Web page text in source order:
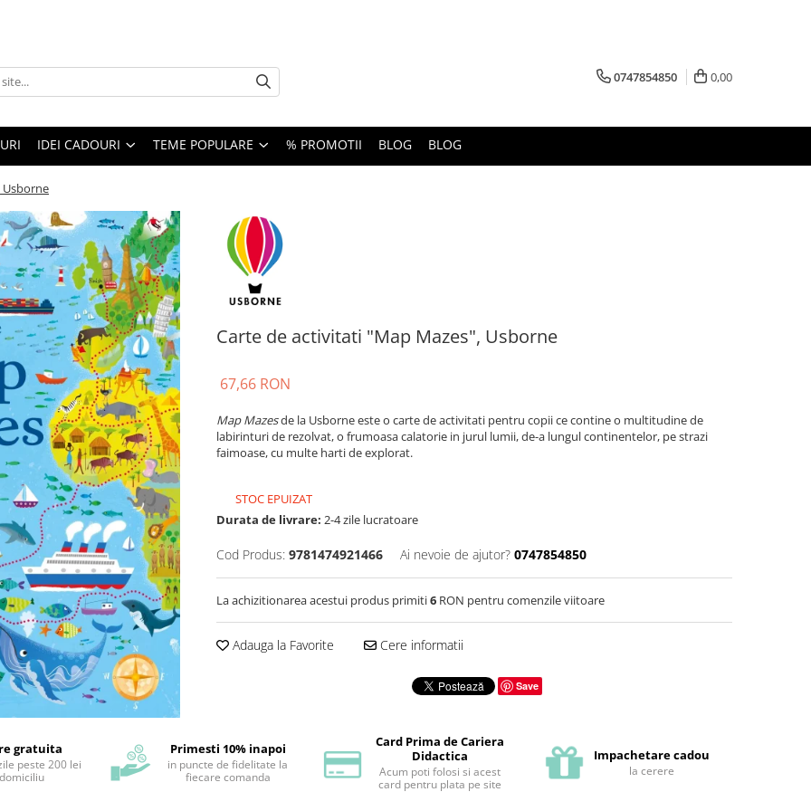
0747854850 0,00
IDEI CADOURI TEME POPULARE % PROMOTII BLOG BLOG
Carte de activitati "Map Mazes", Usborne
67,66 RON
Map Mazesde la Usborne este o carte de activitati pentru copii ce contine o multitudine de
labirinturi de rezolvat, o frumoasa calatorie in jurul lumii, de-a lungul continentelor, pe strazi
faimoase, cu multe harti de explorat.
STOC EPUIZAT
Durata de livrare: 2-4 zile lucratoare
Cod Produs: 9781474921466 Ai nevoie de ajutor? 0747854850
La achizitionarea acestui produs primiti6 RON pentru comenzile viitoare
Adauga la Favorite Cere informatii
Save
gratuita
peste 200 lei
Primesti 10% inapoi
in puncte de fidelitate la
fiecare comanda
Card Prima de Cariera
Didactica
Acum poti folosi si acest
card pentru plata pe site
Impachetare cadou
la cerere